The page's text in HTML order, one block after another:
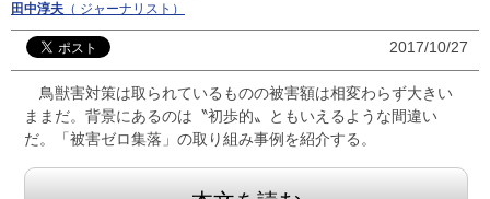
田中淳夫 （ ジャーナリスト）
2017/10/27
鳥獣害対策は取られているものの被害額は相変わらず大きい
ままだ。背景にあるのは〝初歩的〟ともいえるような間違い
だ。「被害ゼロ集落」の取り組み事例を紹介する。